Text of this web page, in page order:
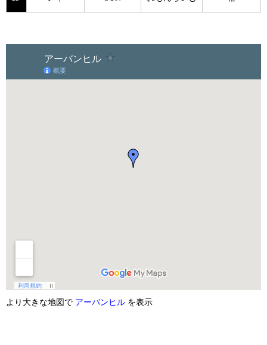
より大きな地図で アーバンヒル を表示